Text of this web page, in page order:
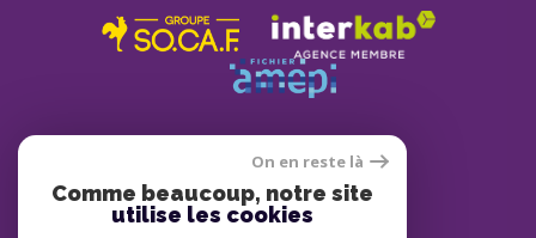
On en reste là
Comme beaucoup, notre site
utilise les cookies